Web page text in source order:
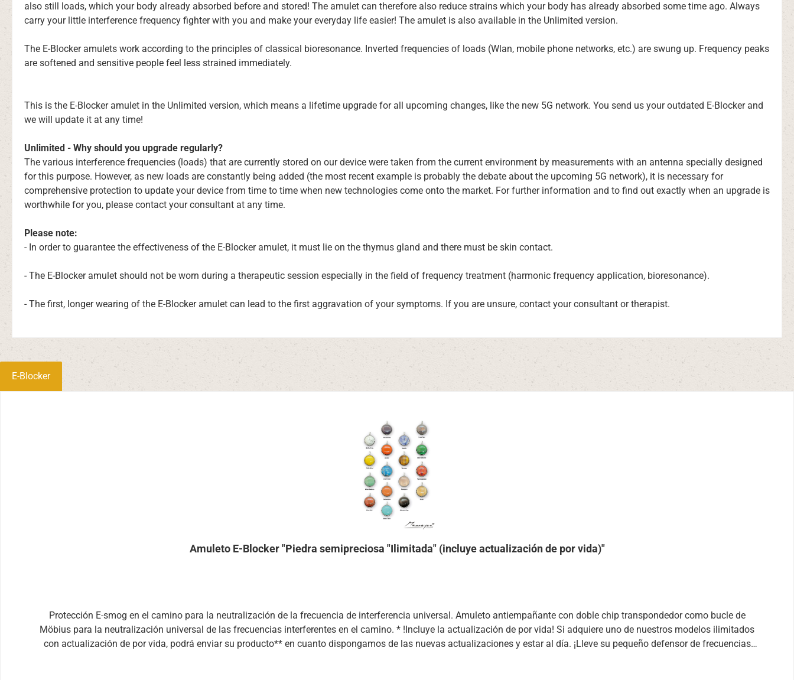
also still loads, which your body already absorbed before and stored! The amulet can therefore also reduce strains which your body has already absorbed some time ago. Always
carry your little interference frequency fighter with you and make your everyday life easier! The amulet is also available in the Unlimited version.
The E-Blocker amulets work according to the principles of classical bioresonance. Inverted frequencies of loads (Wlan, mobile phone networks, etc.) are swung up. Frequency peaks
are softened and sensitive people feel less strained immediately.
This is the E-Blocker amulet in the Unlimited version, which means a lifetime upgrade for all upcoming changes, like the new 5G network. You send us your outdated E-Blocker and
we will update it at any time!
Unlimited - Why should you upgrade regularly?
The various interference frequencies (loads) that are currently stored on our device were taken from the current environment by measurements with an antenna specially designed
for this purpose. However, as new loads are constantly being added (the most recent example is probably the debate about the upcoming 5G network), it is necessary for
comprehensive protection to update your device from time to time when new technologies come onto the market. For further information and to find out exactly when an upgrade is
worthwhile for you, please contact your consultant at any time.
Please note:
- In order to guarantee the effectiveness of the E-Blocker amulet, it must lie on the thymus gland and there must be skin contact.
- The E-Blocker amulet should not be worn during a therapeutic session especially in the field of frequency treatment (harmonic frequency application, bioresonance).
- The first, longer wearing of the E-Blocker amulet can lead to the first aggravation of your symptoms. If you are unsure, contact your consultant or therapist.
E-Blocker
Amuleto E-Blocker "Piedra semipreciosa "Ilimitada" (incluye actualización de por vida)"
Protección E-smog en el camino para la neutralización de la frecuencia de interferencia universal. Amuleto antiempañante con doble chip transpondedor como bucle de
Möbius para la neutralización universal de las frecuencias interferentes en el camino. * !Incluye la actualización de por vida! Si adquiere uno de nuestros modelos ilimitados
con actualización de por vida, podrá enviar su producto** en cuanto dispongamos de las nuevas actualizaciones y estar al día. ¡Lleve su pequeño defensor de frecuencias